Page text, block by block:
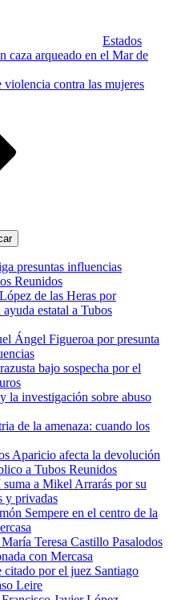
Estados
caza arqueado en el Mar de
contra las mujeres
presuntas influencias
Reunidos
de las Heras por
estatal a Tubos
Ángel Figueroa por presunta
bajo sospecha por el
la investigación sobre abuso
de la amenaza: cuando los
Aparicio afecta la devolución
a Tubos Reunidos
a Mikel Arrarás por su
y privadas
Sempere en el centro de la
Teresa Castillo Pasalodos
con Mercasa
por el juez Santiago
Leire